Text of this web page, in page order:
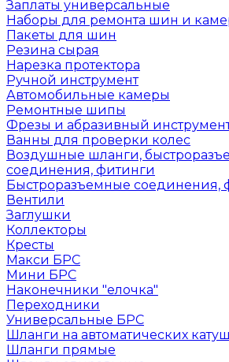
Заплаты универсальные
Наборы для ремонта шин и
Пакеты для шин
Резина сырая
Нарезка протектора
Ручной инструмент
Автомобильные камеры
Ремонтные шипы
Фрезы и абразивный
Ванны для проверки колес
Воздушные шланги,
соединения, фитинги
Быстроразъемные соединения,
Вентили
Заглушки
Коллекторы
Кресты
Макси БРС
Мини БРС
Наконечники "елочка"
Переходники
Универсальные БРС
Шланги на автоматических
Шланги прямые